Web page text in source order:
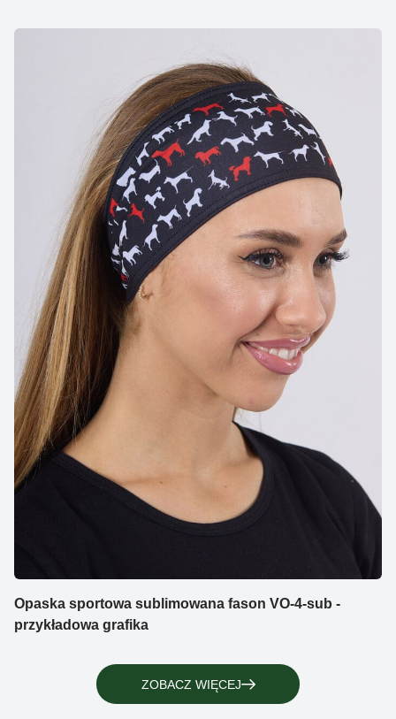
Opaska sportowa sublimowana fason VO-4-sub -
przykładowa grafika
ZOBACZ WIĘCEJ